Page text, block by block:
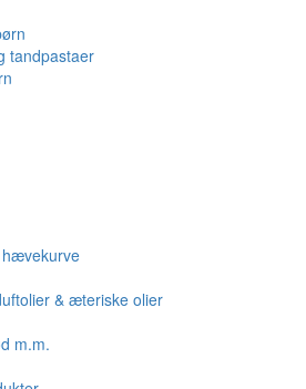
tandpastaer
hævekurve
& æteriske olier
m.m.